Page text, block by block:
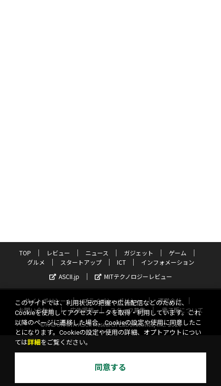
TOP レビュー ニュース ガジェット
ゲーム
グルメ
スタートアップ ICT
インフォメーション
ASCII.jp
MITテクノロジーレビュー
サイトポリシー プライバシーポリシー
運営会社
お問い合わせ
広告掲載 スタッフ募集
電子版について
©KADOKAWA ASCII Research Laboratories, Inc. 2026
このサイトでは、利用状況の把握や広告配信などのために、
Cookieを使用してアクセスデータを取得・利用しています。これ
以降のページに遷移した場合、Cookieの設定や使用に同意したこ
とになります。Cookieの設定や使用の詳細、オプトアウトについ
ては詳細 をご覧ください。
同意する